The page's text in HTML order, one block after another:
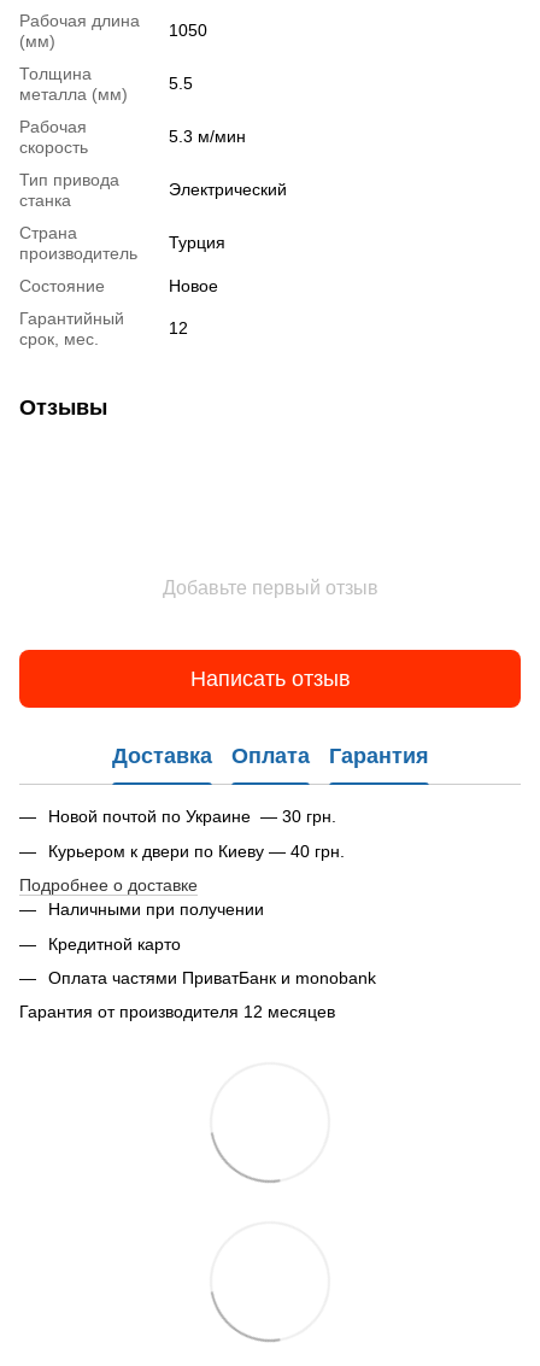
Рабочая длина
(мм)
1050
Толщина
металла (мм)
5.5
Рабочая
скорость
5.3 м/мин
Тип привода
станка
Электрический
Страна
производитель
Турция
Состояние
Hовое
Гарантийный
срок, мес.
12
Отзывы
Добавьте первый отзыв
Написать отзыв
Доставка Оплата Гарантия
Новой почтой по Украине — 30 грн.
Курьером к двери по Киеву — 40 грн.
Подробнее о доставке
Наличными при получении
Кредитной карто
Оплата частями ПриватБанк и monobank
Гарантия от производителя 12 месяцев